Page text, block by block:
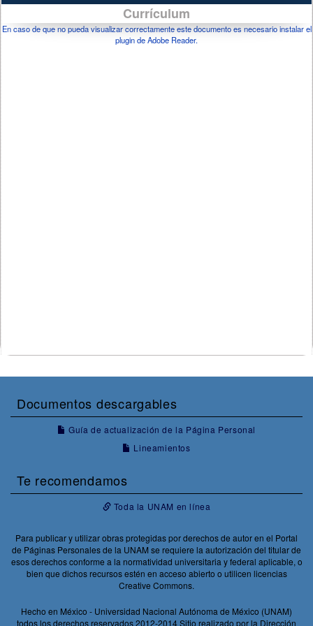
Currículum
En caso de que no pueda visualizar correctamente este documento es necesario instalar el
plugin de Adobe Reader.
Documentos descargables
Guía de actualización de la Página Personal
Lineamientos
Te recomendamos
Toda la UNAM en línea
Para publicar y utilizar obras protegidas por derechos de autor en el Portal
de Páginas Personales de la UNAM se requiere la autorización del titular de
esos derechos conforme a la normatividad universitaria y federal aplicable, o
bien que dichos recursos estén en acceso abierto o utilicen licencias
Creative Commons.
Hecho en México - Universidad Nacional Autónoma de México (UNAM)
todos los derechos reservados 2012-2014 Sitio realizado por la Dirección